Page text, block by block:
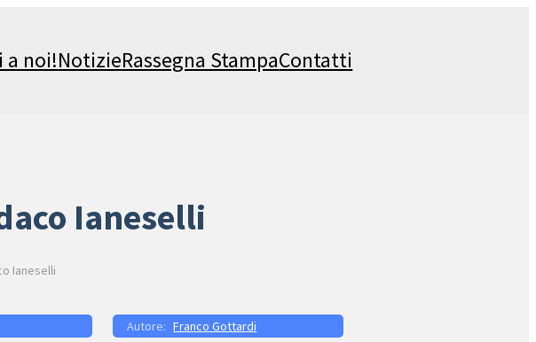
a noi!NotizieRassegna StampaContatti
Ianeselli
Ianeselli
Franco Gottardi